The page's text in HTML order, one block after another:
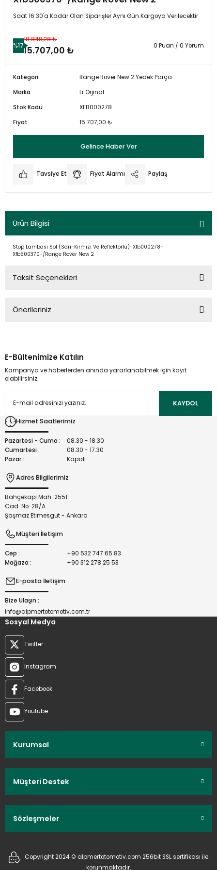
Saat 16:30'a Kadar Olan Siparişler Aynı Gün Kargoya Verilecektir
%17
18.848,28 ₺
15.707,00 ₺ 0 Puan / 0 Yorum
Kategori
Range Rover New 2 Yedek Parça
Marka
Lr.Orjınal
Stok Kodu
XFB000278
Fiyat
15.707,00 ₺
Gelince Haber Ver
Tavsiye Et Fiyat Alarmı Paylaş
Ürün Bilgisi
Stop Lambası Sol (Sarı-Kırmızı Ve Reflektörlü)-Xfb000278-
Xfb500370-/Range Rover New 2
Taksit Seçenekleri
Önerileriniz
kullanarak tarafımıza iletebilirsiniz.
Görüş ve önerileriniz için teşekkür ederiz.
Ürün açıklamasında eksik bilgiler bulunuyor.
Bu ürüne benzer farklı alternatifler olmalı.
E-Bültenimize Katılın
Kampanya ve haberlerden anında yararlanabilmek için kayıt
olabilirsiniz.
KAYDOL
Hizmet Saatlerimiz
Pazartesi - Cuma :
08.30 - 18.30
Cumartesi :
08.30 - 17.30
Pazar :
Kapalı
Adres Bilgilerimiz
Bahçekapı Mah. 2551
Cad. No: 28/A
Şaşmaz Etimesgut - Ankara
Müşteri İletişim
Cep :
+90 532 747 65 83
Mağaza :
+90 312 278 25 53
E-posta İletişim
Bize Ulaşın :
info@alpmertotomotiv.com.tr
Sosyal Medya
Twitter
Instagram
Facebook
Youtube
Kurumsal
Müşteri Destek
Sözleşmeler
Copyright 2024 © alpmertotomotiv.com 256bit SSL sertifikası ile
korunmaktadır.